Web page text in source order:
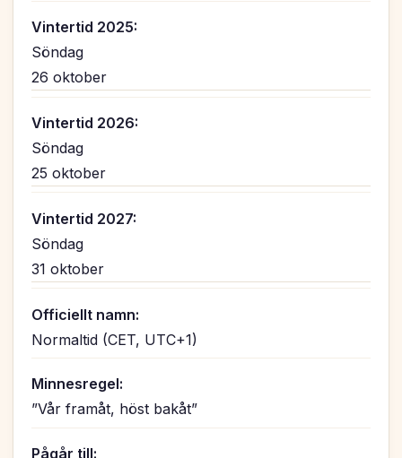
Vintertid 2025:
Söndag
26 oktober
Vintertid 2026:
Söndag
25 oktober
Vintertid 2027:
Söndag
31 oktober
Officiellt namn:
Normaltid (CET, UTC+1)
Minnesregel:
”Vår framåt, höst bakåt”
Pågår till: